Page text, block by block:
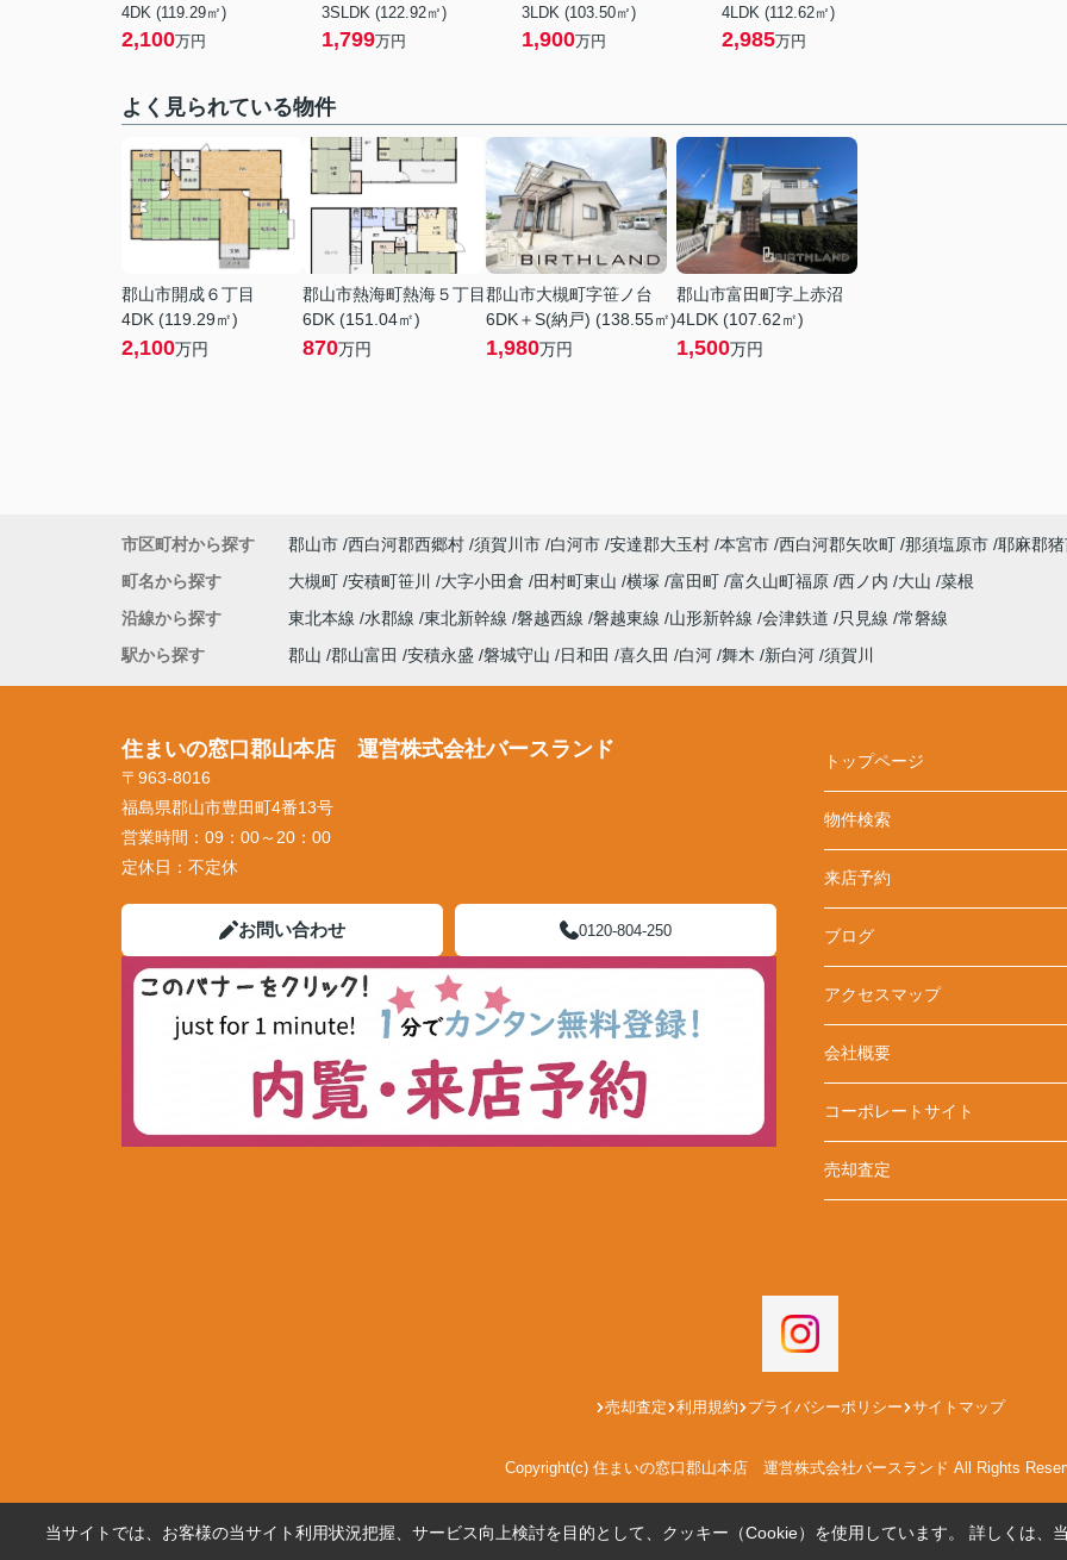
4DK (119.29㎡)
2,100万円
3SLDK (122.92㎡)
1,799万円
3LDK (103.50㎡)
1,900万円
4LDK (112.62㎡)
2,985万円
よく見られている物件
郡山市開成６丁目
4DK (119.29㎡)
2,100万円
郡山市熱海町熱海５丁目
6DK (151.04㎡)
870万円
郡山市大槻町字笹ノ台
6DK＋S(納戸) (138.55㎡)
1,980万円
郡山市富田町字上赤沼
4LDK (107.62㎡)
1,500万円
市区町村から探す 郡山市 西白河郡西郷村 須賀川市 白河市 安達郡大玉村 本宮市 西白河郡矢吹町 那須塩原市 耶麻郡
町名から探す
大槻町 安積町笹川 大字小田倉 田村町東山 横塚 富田町 富久山町福原 西ノ内 大山 菜根
沿線から探す
東北本線 水郡線 東北新幹線 磐越西線 磐越東線 山形新幹線 会津鉄道 只見線 常磐線
駅から探す
郡山 郡山富田 安積永盛 磐城守山 日和田 喜久田 白河 舞木 新白河 須賀川
住まいの窓口郡山本店 運営株式会社バースランド
〒963-8016
福島県郡山市豊田町4番13号
営業時間： 09：00～20：00
定休日： 不定休
お問い合わせ 0120-804-250
トップページ
物件検索
来店予約
ブログ
アクセスマップ
会社概要
コーポレートサイト
売却査定
売却査定 利用規約 プライバシーポリシー サイトマップ
Copyright(c) 住まいの窓口郡山本店 運営株式会社バースランド All Rights
当サイトでは、お客様の当サイト利用状況把握、サービス向上検討を目的として、クッキー（Cookie）を使用しています。 詳しくは、